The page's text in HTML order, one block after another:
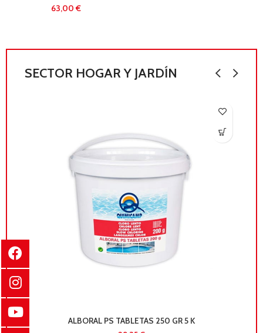
€
SECTOR HOGAR Y JARDÍN
ALBORAL PS TABLETAS 250 GR 5 K